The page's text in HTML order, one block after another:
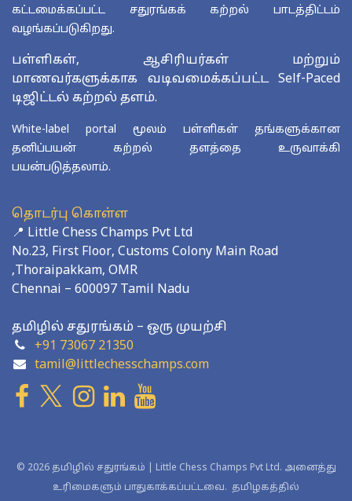
தொடர்பு கொள்ள
📍 Little Chess Champs Pvt Ltd
No.23, First Floor, Customs Colony Main Road
,Thoraipakkam, OMR
Chennai – 600097 Tamil Nadu
தமிழில் சதுரங்கம் – ஒரு முயற்சி
+91 73067 21350
tamil@littlechesschamps.com
கட்டமைக்கப்பட்ட சதுரங்கக் கற்றல் பாடத்திட்டம்
வழங்கப்படுகிறது.
பள்ளிகள், ஆசிரியர்கள் மற்றும்
மாணவர்களுக்காக வடிவமைக்கப்பட்ட Self-Paced
டிஜிட்டல் கற்றல் தளம்.
White-label portal மூலம் பள்ளிகள் தங்களுக்கான
தனிப்பயன் கற்றல் தளத்தை உருவாக்கி
பயன்படுத்தலாம்.
© 2026 தமிழில் சதுரங்கம் | Little Chess Champs Pvt Ltd. அனைத்து
உரிமைகளும் பாதுகாக்கப்பட்டவை. தமிழகத்தில்